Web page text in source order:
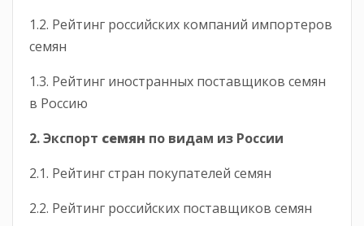
1.2. Рейтинг российских компаний импортеров
семян
1.3. Рейтинг иностранных поставщиков семян
в Россию
2. Экспорт семян по видам из России
2.1. Рейтинг стран покупателей семян
2.2. Рейтинг российских поставщиков семян